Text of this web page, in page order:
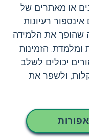
או מאתרים של
רעיונות
שהופך את הלמידה
ומלמדת. הזמינות
יכולים לשלב
ולשפר את